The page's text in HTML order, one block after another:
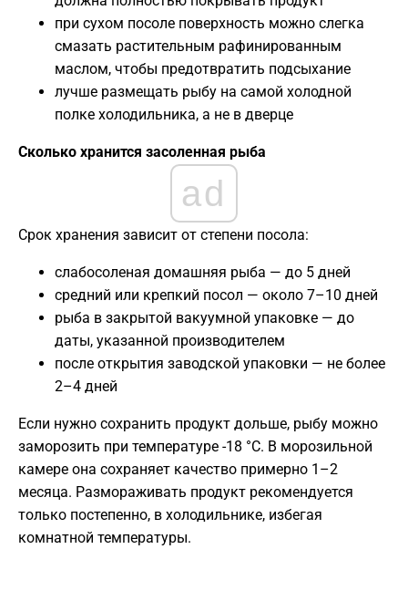
при сухом посоле поверхность можно слегка
смазать растительным рафинированным
маслом, чтобы предотвратить подсыхание
лучше размещать рыбу на самой холодной
полке холодильника, а не в дверце
Сколько хранится засоленная рыба
ad
Срок хранения зависит от степени посола:
слабосоленая домашняя рыба — до 5 дней
средний или крепкий посол — около 7–10 дней
рыба в закрытой вакуумной упаковке — до
даты, указанной производителем
после открытия заводской упаковки — не более
2–4 дней
Если нужно сохранить продукт дольше, рыбу можно
заморозить при температуре -18 °C. В морозильной
камере она сохраняет качество примерно 1–2
месяца. Размораживать продукт рекомендуется
только постепенно, в холодильнике, избегая
комнатной температуры.